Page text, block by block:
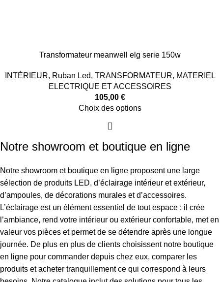
Transformateur meanwell elg serie 150w
INTÉRIEUR, Ruban Led, TRANSFORMATEUR, MATERIEL
ELECTRIQUE ET ACCESSOIRES
105,00 €
Choix des options
Notre showroom et boutique en ligne
Notre showroom et boutique en ligne proposent une large
sélection de produits LED, d’éclairage intérieur et extérieur,
d’ampoules, de décorations murales et d’accessoires.
L’éclairage est un élément essentiel de tout espace : il crée
l’ambiance, rend votre intérieur ou extérieur confortable, met en
valeur vos pièces et permet de se détendre après une longue
journée. De plus en plus de clients choisissent notre boutique
en ligne pour commander depuis chez eux, comparer les
produits et acheter tranquillement ce qui correspond à leurs